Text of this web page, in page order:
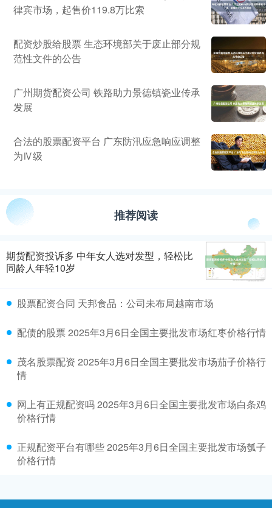
律宾市场，起售价119.8万比索
配资炒股给股票 生态环境部关于废止部分规
范性文件的公告
广州期货配资公司 铁路助力景德镇瓷业传承
发展
合法的股票配资平台 广东防汛应急响应调整
为Ⅳ级
推荐阅读
期货配资投诉多 中年女人选对发型，轻松比
同龄人年轻10岁
股票配资合同 天邦食品：公司未布局越南市场
配债的股票 2025年3月6日全国主要批发市场红枣价格行情
茂名股票配资 2025年3月6日全国主要批发市场茄子价格行
情
网上有正规配资吗 2025年3月6日全国主要批发市场白条鸡
价格行情
正规配资平台有哪些 2025年3月6日全国主要批发市场瓠子
价格行情